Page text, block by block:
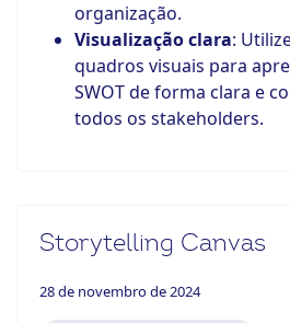
organização.
Visualização clara:
quadros visuais para
SWOT de forma clara e
todos os stakeholders.
Storytelling Canvas
28 de novembro de 2024